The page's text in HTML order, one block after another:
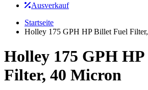
Ausverkauf
Startseite
Holley 175 GPH HP Billet Fuel
Holley 175 GPH
Filter, 40 Micron